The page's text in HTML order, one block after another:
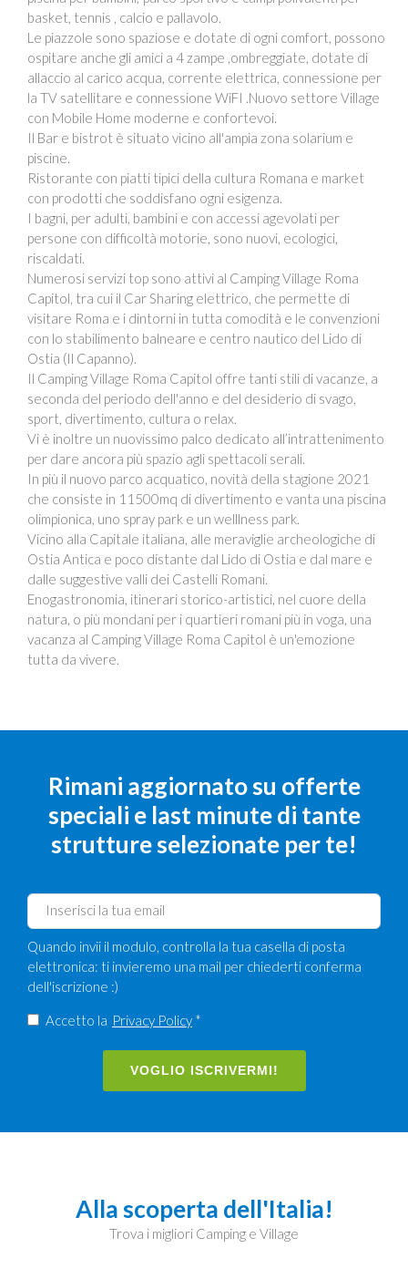
basket, tennis , calcio e pallavolo.
Le piazzole sono spaziose e dotate di ogni comfort, possono
ospitare anche gli amici a 4 zampe ,ombreggiate, dotate di
allaccio al carico acqua, corrente elettrica, connessione per
la TV satellitare e connessione WiFI .Nuovo settore Village
con Mobile Home moderne e confortevoi.
Il Bar e bistrot è situato vicino all'ampia zona solarium e
piscine.
Ristorante con piatti tipici della cultura Romana e market
con prodotti che soddisfano ogni esigenza.
I bagni, per adulti, bambini e con accessi agevolati per
persone con difficoltà motorie, sono nuovi, ecologici,
riscaldati.
Numerosi servizi top sono attivi al Camping Village Roma
Capitol, tra cui il Car Sharing elettrico, che permette di
visitare Roma e i dintorni in tutta comodità e le convenzioni
con lo stabilimento balneare e centro nautico del Lido di
Ostia (Il Capanno).
Il Camping Village Roma Capitol offre tanti stili di vacanze, a
seconda del periodo dell'anno e del desiderio di svago,
sport, divertimento, cultura o relax.
Vi è inoltre un nuovissimo palco dedicato all’intrattenimento
per dare ancora più spazio agli spettacoli serali.
In più il nuovo parco acquatico, novità della stagione 2021
che consiste in 11500mq di divertimento e vanta una piscina
olimpionica, uno spray park e un welllness park.
Vicino alla Capitale italiana, alle meraviglie archeologiche di
Ostia Antica e poco distante dal Lido di Ostia e dal mare e
dalle suggestive valli dei Castelli Romani.
Enogastronomia, itinerari storico-artistici, nel cuore della
natura, o più mondani per i quartieri romani più in voga, una
vacanza al Camping Village Roma Capitol è un'emozione
tutta da vivere.
Rimani aggiornato su offerte
speciali e last minute di tante
strutture selezionate per te!
Quando invii il modulo, controlla la tua casella di posta
elettronica: ti invieremo una mail per chiederti conferma
dell'iscrizione :)
Accetto la Privacy Policy *
VOGLIO ISCRIVERMI!
Alla scoperta dell'Italia!
Trova i migliori Camping e Village